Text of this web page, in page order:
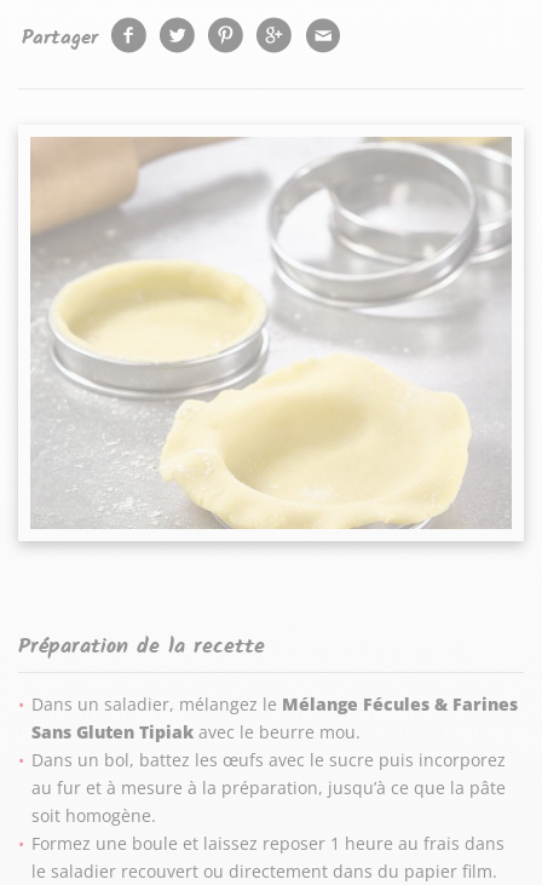
Partager
Préparation de la recette
Dans un saladier, mélangez le Mélange Fécules & Farines
Sans Gluten Tipiakavec le beurre mou.
Dans un bol, battez les œufs avec le sucre puis incorporez
au fur et à mesure à la préparation, jusqu’à ce que la pâte
soit homogène.
Formez une boule et laissez reposer 1 heure au frais dans
le saladier recouvert ou directement dans du papier film.